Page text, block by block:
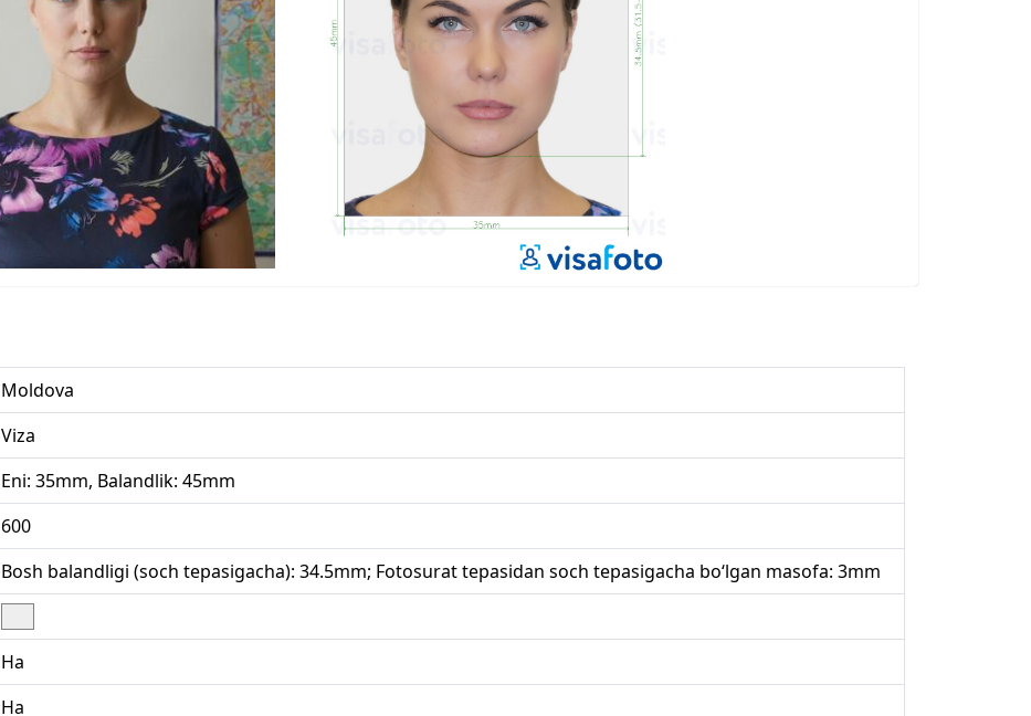
Moldova
Viza
Eni: 35mm, Balandlik: 45mm
600
Bosh balandligi (soch tepasigacha): 34.5mm; Fotosurat tepasidan soch tepasigacha bo‘lgan masofa: 3mm
Ha
Ha